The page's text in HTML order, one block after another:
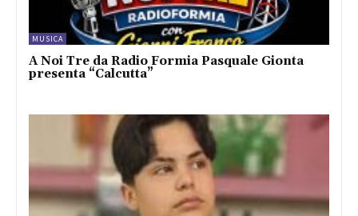
MUSICA
A Noi Tre da Radio Formia Pasquale Gionta
presenta “Calcutta”